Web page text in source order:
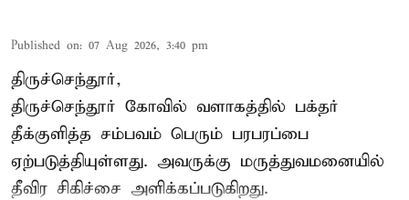
Published on: 07 Aug 2026, 3:40 pm
திருச்செந்தூர்,
திருச்செந்தூர் கோவில் வளாகத்தில் பக்தர்
தீக்குளித்த சம்பவம் பெரும் பரபரப்பை
ஏற்படுத்தியுள்ளது. அவருக்கு மருத்துவமனையில்
தீவிர சிகிச்சை அளிக்கப்படுகிறது.